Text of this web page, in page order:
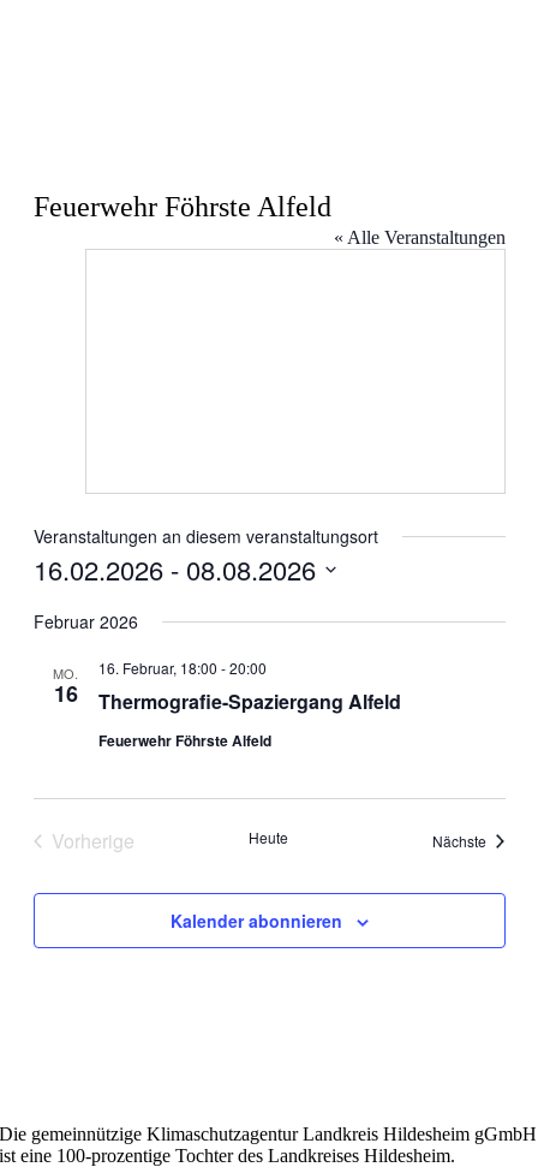
Feuerwehr Föhrste Alfeld
« Alle Veranstaltungen
Veranstaltungen an diesem veranstaltungsort
16.02.2026 - 08.08.2026
wählen.
Februar 2026
MO.
16 Thermografie-Spaziergang Alfeld
16. Februar, 18:00 -20:00
Feuerwehr Föhrste Alfeld
Vorherige
Heute Nächste
Kalender abonnieren
Die gemeinnützige Klimaschutzagentur Landkreis Hildesheim gGmbH
ist eine 100-prozentige Tochter des Landkreises Hildesheim.